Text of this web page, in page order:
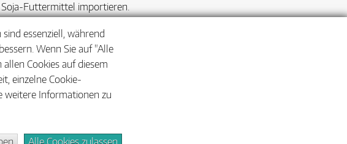
Futtermittel importieren.
Fachpublikation:
(Erscheinungsjahr 2012).
essenziell, während
Wenn Sie auf "Alle
Cookies auf diesem
einzelne Cookie-
weitere Informationen zu
Alle Cookies zulassen